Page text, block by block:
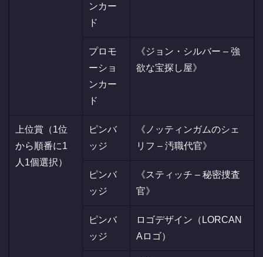
ンカー
ド
プロモ
ーショ
ンカー
ド
《ジョン・シルバー – 強
欲な宝探し屋》
上位賞（1位
から順番に1
人1個選択）
ピンバ
ッジ
《ノッティンガムのシェ
リフ – 汚職代官》
ピンバ
ッジ
《スティッチ – 秘密捜査
官》
ピンバ
ッジ
ロゴデザイン（LORCAN
Aロゴ）